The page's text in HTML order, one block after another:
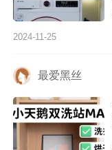
2024-11-25
最爱黑丝